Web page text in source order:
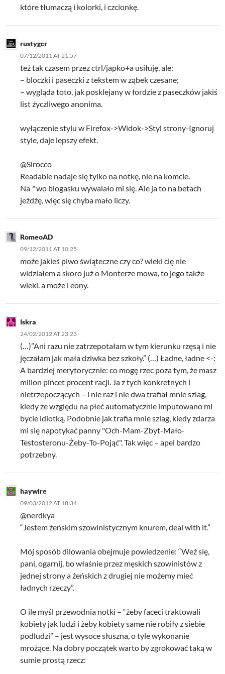
które tłumaczą i kolorki, i czcionkę.
rustygcr
07/12/2011 AT 21:57
też tak czasem przez ctrl/japko+a usiłuję, ale:
– bloczki i paseczki z tekstem w ząbek czesane;
– wygląda toto, jak posklejany w łordzie z paseczków jakiś
list życzliwego anonima.
wyłączenie stylu w Firefox->Widok->Styl strony-Ignoruj
style, daje lepszy efekt.
@Sirocco
Readable nadaje się tylko na notkę, nie na komcie.
Na ^wo blogasku wywalało mi się. Ale ja to na betach
jeżdżę, więc się chyba mało liczy.
RomeoAD
09/12/2011 AT 10:25
może jakieś piwo świąteczne czy co? wieki cię nie
widziałem a skoro już o Monterze mowa, to jego także
wieki. a może i eony.
Iskra
24/02/2012 AT 23:23
(…)”Ani razu nie zatrzepotałam w tym kierunku rzęsą i nie
jęczałam jak mała dziwka bez szkoły.” (…) Ładne, ładne <-:
A bardziej merytorycznie: co mogę rzec poza tym, że masz
milion pińcet procent racji. Ja z tych konkretnych i
nietrzepoczących – i nie raz i nie dwa trafiał mnie szlag,
kiedy ze względu na płeć automatycznie imputowano mi
bycie idiotką. Podobnie jak trafia mnie szlag, kiedy zdarza
mi się napotykać panny "Och-Mam-Zbyt-Mało-
Testosteronu-Żeby-To-Pojąć". Tak więc – apel bardzo
potrzebny.
haywire
09/03/2012 AT 18:34
@nerdkya
“Jestem żeńskim szowinistycznym knurem, deal with it.”
Mój sposób dilowania obejmuje powiedzenie: “Weź się,
pani, ogarnij, bo właśnie przez męskich szowinistów z
jednej strony a żeńskich z drugiej nie możemy mieć
ładnych rzeczy”.
O ile myśl przewodnia notki – “żeby faceci traktowali
kobiety jak ludzi i żeby kobiety same nie robiły z siebie
podludzi” – jest wysoce słuszna, o tyle wykonanie
mrożące. Na dobry początek warto by zgrokować taką w
sumie prostą rzecz: